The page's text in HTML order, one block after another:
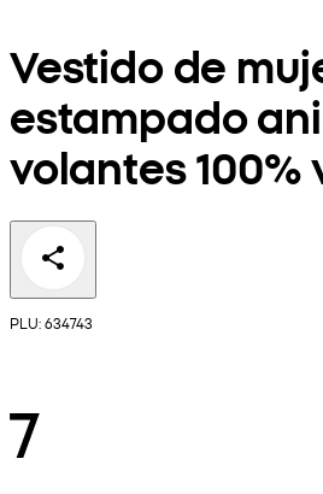
Vestido de
estampado
volantes 100%
PLU: 634743
7